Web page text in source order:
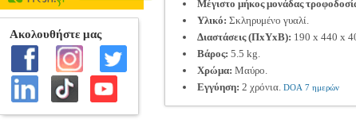
Μέγιστο μήκος μονάδας
Υλικό: Σκληρυμένο γυαλί.
Διαστάσεις (ΠxΥxΒ): 190 x 440 x
Βάρος: 5.5 kg.
Χρώμα: Μαύρο.
Εγγύηση: 2 χρόνια. DOA 7 ημερών